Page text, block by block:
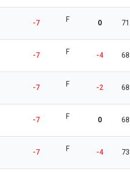
-7 F 0 71
-7 F -4 68
-7 F -2 68
-7 F 0 68
-7 F -4 73